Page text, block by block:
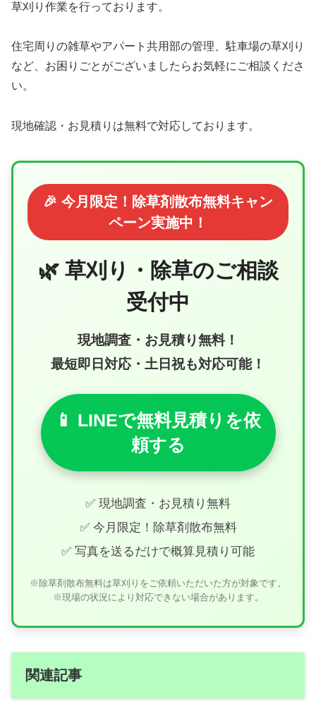
草刈り作業を行っております。
住宅周りの雑草やアパート共用部の管理、駐車場の草刈り
など、お困りごとがございましたらお気軽にご相談くださ
い。
現地確認・お見積りは無料で対応しております。
🎉 今月限定！除草剤散布無料キャン
ペーン実施中！
🌿 草刈り・除草のご相談
受付中
現地調査・お見積り無料！
最短即日対応・土日祝も対応可能！
📱 LINEで無料見積りを依
頼する
✅ 現地調査・お見積り無料
✅ 今月限定！除草剤散布無料
✅ 写真を送るだけで概算見積り可能
※除草剤散布無料は草刈りをご依頼いただいた方が対象です。
※現場の状況により対応できない場合があります。
関連記事